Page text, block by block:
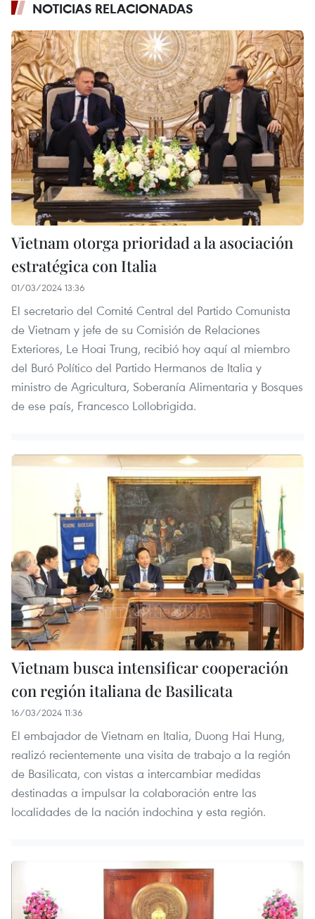
NOTICIAS RELACIONADAS
Vietnam otorga prioridad a la asociación
estratégica con Italia
01/03/2024 13:36
El secretario del Comité Central del Partido Comunista
de Vietnam y jefe de su Comisión de Relaciones
Exteriores, Le Hoai Trung, recibió hoy aquí al miembro
del Buró Político del Partido Hermanos de Italia y
ministro de Agricultura, Soberanía Alimentaria y Bosques
de ese país, Francesco Lollobrigida.
Vietnam busca intensificar cooperación
con región italiana de Basilicata
16/03/2024 11:36
El embajador de Vietnam en Italia, Duong Hai Hung,
realizó recientemente una visita de trabajo a la región
de Basilicata, con vistas a intercambiar medidas
destinadas a impulsar la colaboración entre las
localidades de la nación indochina y esta región.